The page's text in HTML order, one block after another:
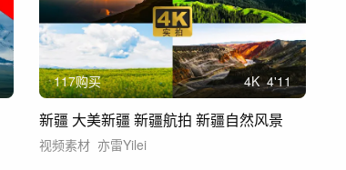
117购买 4K 4'11
新疆 大美新疆 新疆航拍 新疆自然风景
视频素材 亦雷Yilei